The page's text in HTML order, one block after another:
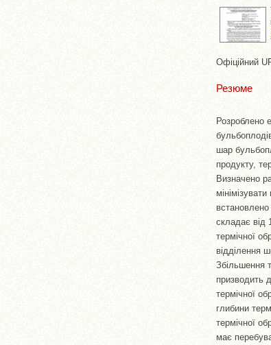
Офіційний
Резюме
Розроблено
шар
продукту,
Визначено
складає від
термічної
відділення
Збільшення
призводить
термічної
глибини
термічної
має